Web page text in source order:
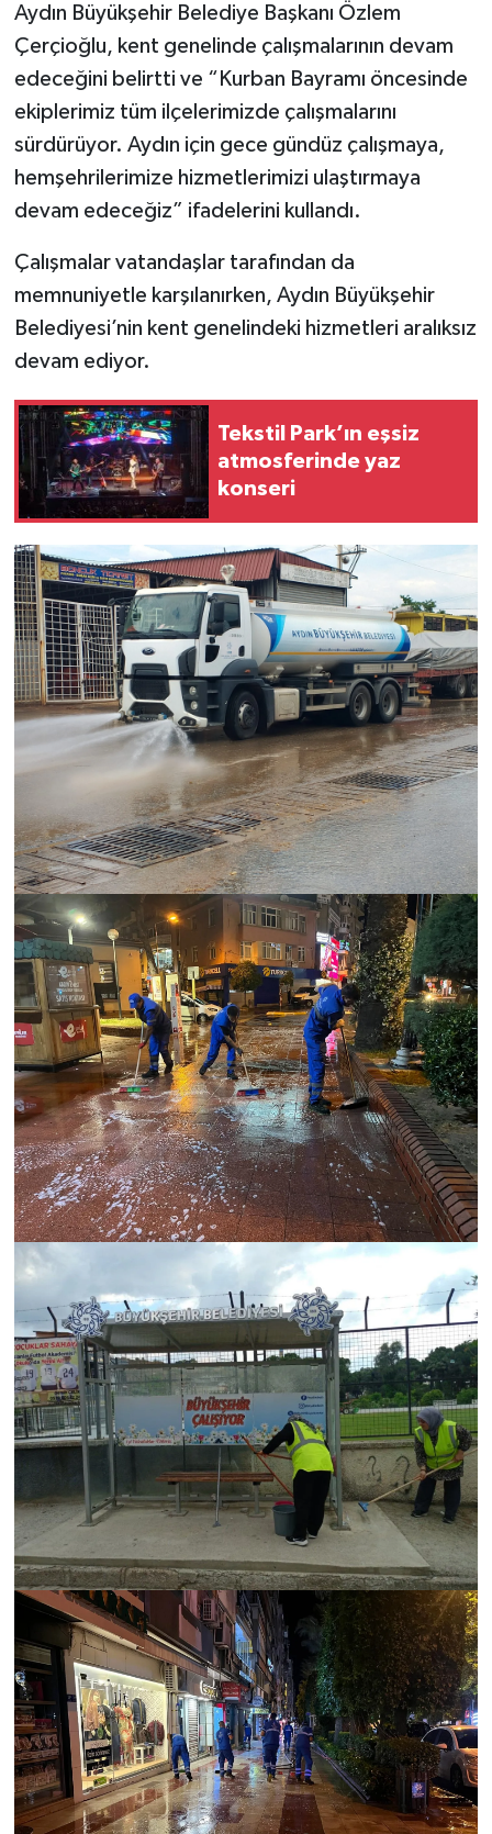
Aydın Büyükşehir Belediye Başkanı Özlem
Çerçioğlu, kent genelinde çalışmalarının devam
edeceğini belirtti ve “Kurban Bayramı öncesinde
ekiplerimiz tüm ilçelerimizde çalışmalarını
sürdürüyor. Aydın için gece gündüz çalışmaya,
hemşehrilerimize hizmetlerimizi ulaştırmaya
devam edeceğiz” ifadelerini kullandı.
Çalışmalar vatandaşlar tarafından da
memnuniyetle karşılanırken, Aydın Büyükşehir
Belediyesi’nin kent genelindeki hizmetleri aralıksız
devam ediyor.
Tekstil Park’ın eşsiz
atmosferinde yaz
konseri